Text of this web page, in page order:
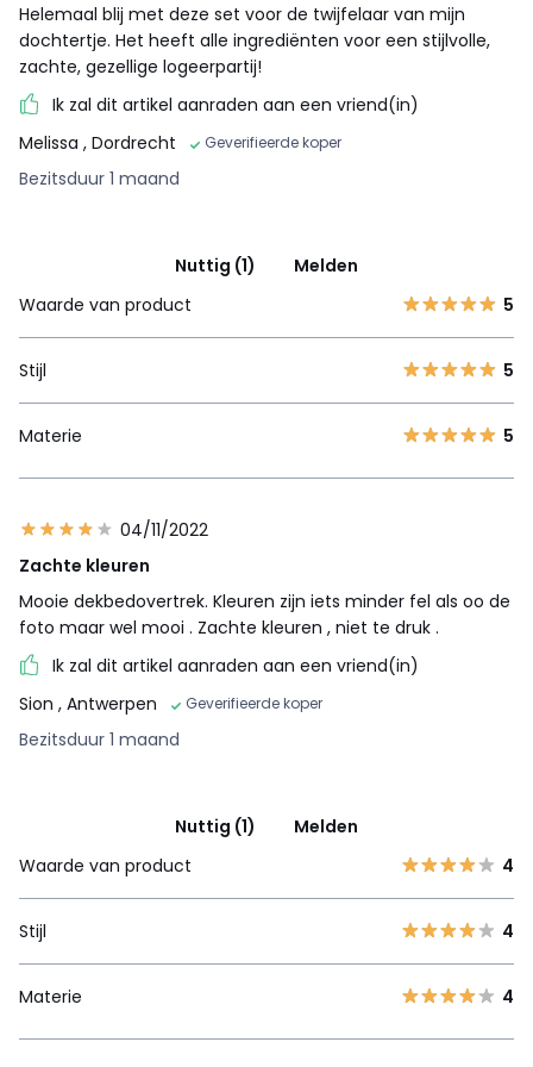
Helemaal blij met deze set voor de twijfelaar van mijn
dochtertje. Het heeft alle ingrediënten voor een stijlvolle,
zachte, gezellige logeerpartij!
Ik zal dit artikel aanraden aan een vriend(in)
Melissa , Dordrecht Geverifieerde koper
Bezitsduur 1 maand
Nuttig (1)
Melden
Waarde van product
5
Stijl 5
Materie 5
04/11/2022
Zachte kleuren
Mooie dekbedovertrek. Kleuren zijn iets minder fel als oo de
foto maar wel mooi . Zachte kleuren , niet te druk .
Ik zal dit artikel aanraden aan een vriend(in)
Sion , Antwerpen Geverifieerde koper
Bezitsduur 1 maand
Nuttig (1)
Melden
Waarde van product
4
Stijl 4
Materie 4